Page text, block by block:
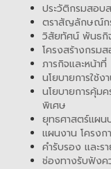
ประวัติกรมสอบ
ตราสัญลักษณ์ก
วิสัยทัศน์ พันธกิ
โครงสร้างกรม
ภารกิจและหน้าที่
นโยบายการใช้
นโยบายการคุ้
พิเศษ
ยุทธศาสตร์แผน
แผนงาน โครงก
คำรับรอง และร
ช่องทางรับฟังค